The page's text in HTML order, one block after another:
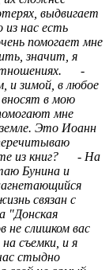
выдвигает
нас есть
помогает мне
значит, я
отношениях. -
зимой, в любое
в мою
мне
Это Иоанн
из книг? - На
Бунина и
связан с
"Донская
не слишком вас
съемки, и я
стыдно